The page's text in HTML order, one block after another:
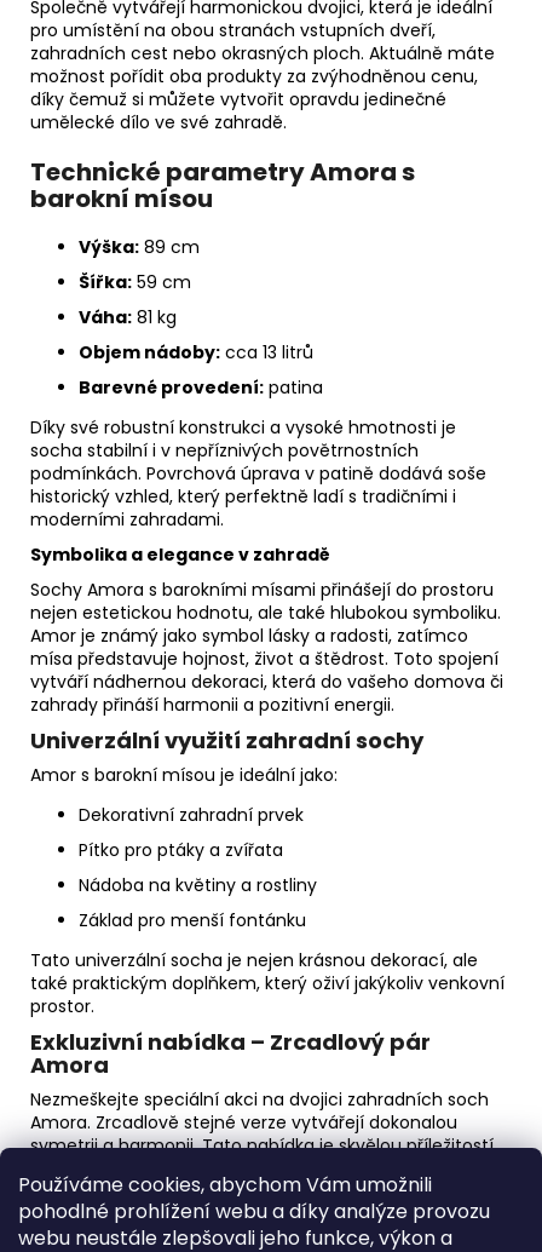
Používáme cookies, abychom Vám umožnili
pohodlné prohlížení webu a díky analýze provozu
webu neustále zlepšovali jeho funkce, výkon a
Společně vytvářejí harmonickou dvojici, která je ideální
pro umístění na obou stranách vstupních dveří,
zahradních cest nebo okrasných ploch. Aktuálně máte
možnost pořídit oba produkty za zvýhodněnou cenu,
díky čemuž si můžete vytvořit opravdu jedinečné
umělecké dílo ve své zahradě.
Technické parametry Amora s
barokní mísou
Výška: 89 cm
Šířka: 59 cm
Váha: 81 kg
Objem nádoby: cca 13 litrů
Barevné provedení: patina
Díky své robustní konstrukci a vysoké hmotnosti je
socha stabilní i v nepříznivých povětrnostních
podmínkách. Povrchová úprava v patině dodává soše
historický vzhled, který perfektně ladí s tradičními i
moderními zahradami.
Symbolika a elegance v zahradě
Sochy Amora s barokními mísami přinášejí do prostoru
nejen estetickou hodnotu, ale také hlubokou symboliku.
Amor je známý jako symbol lásky a radosti, zatímco
mísa představuje hojnost, život a štědrost. Toto spojení
vytváří nádhernou dekoraci, která do vašeho domova či
zahrady přináší harmonii a pozitivní energii.
Univerzální využití zahradní sochy
Amor s barokní mísou je ideální jako:
Dekorativní zahradní prvek
Pítko pro ptáky a zvířata
Nádoba na květiny a rostliny
Základ pro menší fontánku
Tato univerzální socha je nejen krásnou dekorací, ale
také praktickým doplňkem, který oživí jakýkoliv venkovní
prostor.
Exkluzivní nabídka – Zrcadlový pár
Amora
Nezmeškejte speciální akci na dvojici zahradních soch
Amora. Zrcadlově stejné verze vytvářejí dokonalou
symetrii a harmonii. Tato nabídka je skvělou příležitostí
zahrady.
Vyberte si Amora s barokní mísou a přidejte do svého